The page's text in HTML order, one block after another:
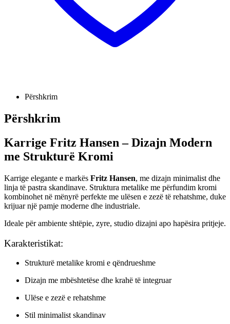
Përshkrim
Përshkrim
Karrige Fritz Hansen – Dizajn Modern
me Strukturë Kromi
Karrige elegante e markës Fritz Hansen, me dizajn minimalist dhe
linja të pastra skandinave. Struktura metalike me përfundim kromi
kombinohet në mënyrë perfekte me ulësen e zezë të rehatshme, duke
krijuar një pamje moderne dhe industriale.
Ideale për ambiente shtëpie, zyre, studio dizajni apo hapësira pritjeje.
Karakteristikat:
Strukturë metalike kromi e qëndrueshme
Dizajn me mbështetëse dhe krahë të integruar
Ulëse e zezë e rehatshme
Stil minimalist skandinav